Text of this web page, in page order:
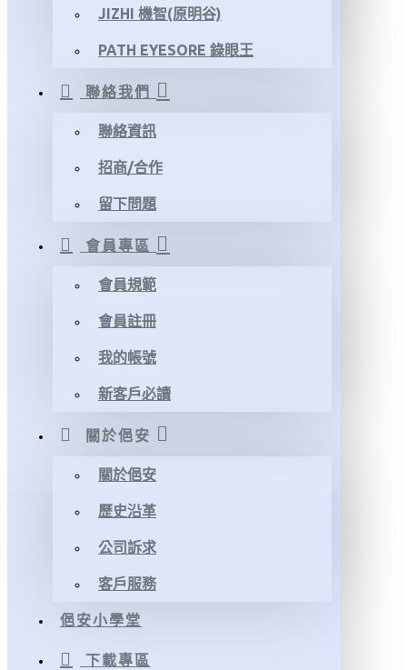
JIZHI 機智(原明谷)
PATH EYESORE 錄眼王
聯絡我們
聯絡資訊
招商/合作
留下問題
會員專區
會員規範
會員註冊
我的帳號
新客戶必讀
關於俋安
關於俋安
歷史沿革
公司訴求
客戶服務
俋安小學堂
下載專區